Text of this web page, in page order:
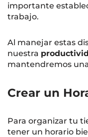
importante
trabajo.
Al manejar estas
nuestra
mantendremos
Crear un
Para organizar tu
tener un horario